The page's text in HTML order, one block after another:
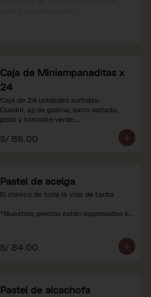
Caja de Miniempanaditas x
24
Caja de 24 unidades surtidas:
Cuadril, ají de gallina, lomo saltado,
pollo y tamalito verde.
*Nuestros precios están expresados en
S/ 86.00
Pastel de acelga
El clásico de toda la vida de tanta.
*Nuestros precios están expresados en
S/ 84.00
Pastel de alcachofa